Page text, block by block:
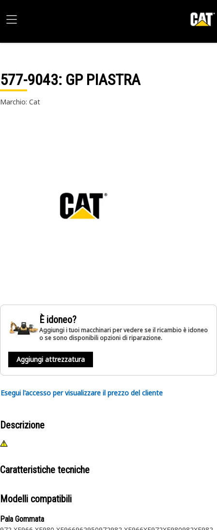
577-9043: GP PIASTRA
Marchio: Cat
È idoneo?
Aggiungi i tuoi macchinari per vedere se il ricambio è idoneo
o se sono disponibili opzioni di riparazione.
Aggiungi attrezzatura
Esegui l'accesso per visualizzare il prezzo del cliente
Descrizione
Caratteristiche tecniche
Modelli compatibili
Pala Gommata